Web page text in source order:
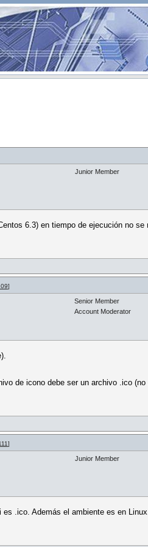
Junior Member
6.3) en tiempo de ejecución no
]
Senior Member
Account Moderator
de icono debe ser un archivo .ico
]
Junior Member
.ico. Además el ambiente es en